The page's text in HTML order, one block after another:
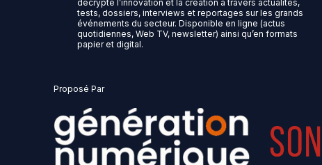
décrypte l’innovation et la création à travers actualités,
tests, dossiers, interviews et reportages sur les grands
événements du secteur. Disponible en ligne (actus
quotidiennes, Web TV, newsletter) ainsi qu’en formats
papier et digital.
Proposé Par